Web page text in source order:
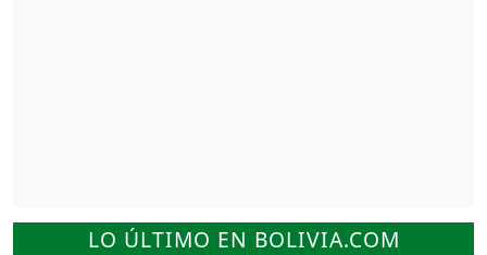
LO ÚLTIMO EN BOLIVIA.COM